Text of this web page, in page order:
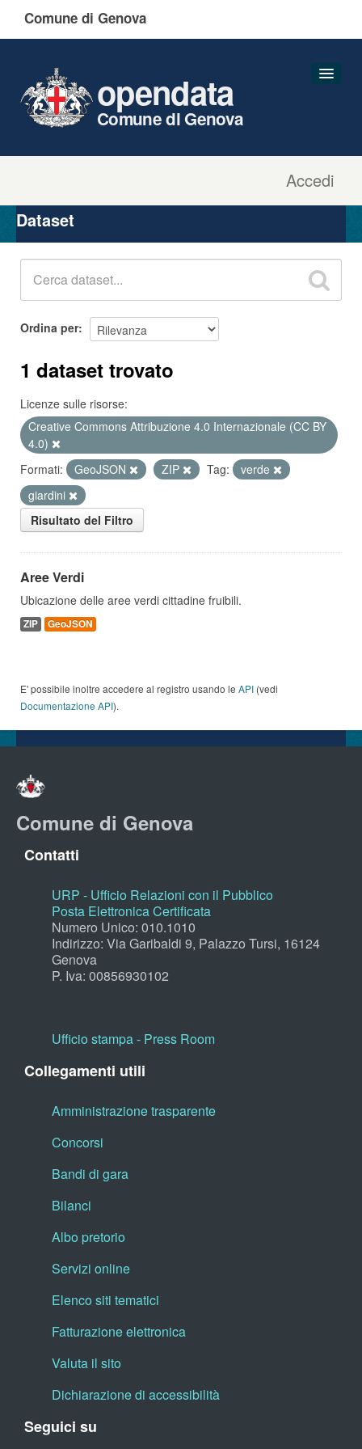
Comune di Genova
Accedi
opendata
Comune di Genova
Organizzazioni
Gruppi
Dataset
Ordina per
1 dataset trovato
Licenze sulle risorse:
Creative Commons Attribuzione 4.0 Internazionale (CC BY
4.0)
Formati:
GeoJSON ZIP Tag:
verde
giardini
Risultato del Filtro
Aree Verdi
Ubicazione delle aree verdi cittadine fruibili.
ZIP GeoJSON
E' possibile inoltre accedere al registro usando le API (vedi
Documentazione API).
Comune di Genova
Contatti
URP - Ufficio Relazioni con il Pubblico
Posta Elettronica Certificata
Numero Unico: 010.1010
Indirizzo: Via Garibaldi 9, Palazzo Tursi, 16124
Genova
P. Iva: 00856930102
Ufficio stampa - Press Room
Collegamenti utili
Amministrazione trasparente
Concorsi
Bandi di gara
Bilanci
Albo pretorio
Servizi online
Elenco siti tematici
Fatturazione elettronica
Valuta il sito
Dichiarazione di accessibilità
Seguici su